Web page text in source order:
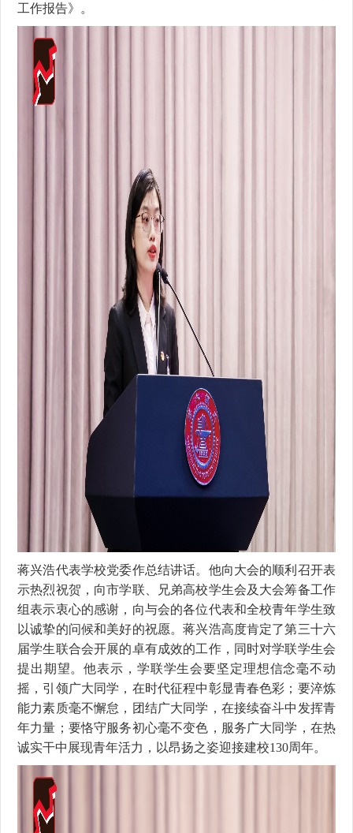
工作报告》。
蒋兴浩代表学校党委作总结讲话。他向大会的顺利召开表
示热烈祝贺，向市学联、兄弟高校学生会及大会筹备工作
组表示衷心的感谢，向与会的各位代表和全校青年学生致
以诚挚的问候和美好的祝愿。蒋兴浩高度肯定了第三十六
届学生联合会开展的卓有成效的工作，同时对学联学生会
提出期望。他表示，学联学生会要坚定理想信念毫不动
摇，引领广大同学，在时代征程中彰显青春色彩；要淬炼
能力素质毫不懈怠，团结广大同学，在接续奋斗中发挥青
年力量；要恪守服务初心毫不变色，服务广大同学，在热
诚实干中展现青年活力，以昂扬之姿迎接建校130周年。